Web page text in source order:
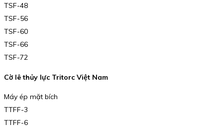
TSF-48
TSF-56
TSF-60
TSF-66
TSF-72
Cờ lê thủy lực Tritorc Việt Nam
Máy ép mặt bích
TTFF-3
TTFF-6